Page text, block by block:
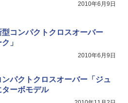
2010年6月9日
型コンパクトクロスオーバー
」
2010年6月9日
ンパクトクロスオーバー「ジュ
ターボモデル